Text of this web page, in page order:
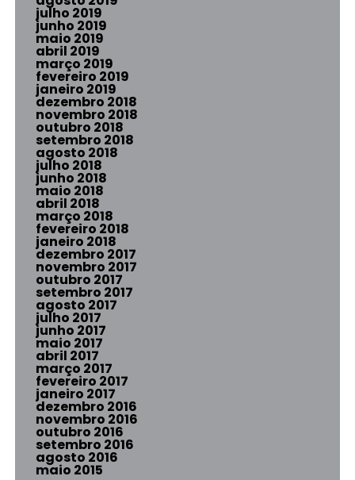
julho 2019
junho 2019
maio 2019
abril 2019
março 2019
fevereiro 2019
janeiro 2019
dezembro 2018
novembro 2018
outubro 2018
setembro 2018
agosto 2018
julho 2018
junho 2018
maio 2018
abril 2018
março 2018
fevereiro 2018
janeiro 2018
dezembro 2017
novembro 2017
outubro 2017
setembro 2017
agosto 2017
julho 2017
junho 2017
maio 2017
abril 2017
março 2017
fevereiro 2017
janeiro 2017
dezembro 2016
novembro 2016
outubro 2016
setembro 2016
agosto 2016
maio 2015